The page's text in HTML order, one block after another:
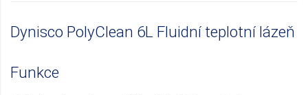
Dynisco PolyClean 6L Fluidní teplotní lázeň
Funkce